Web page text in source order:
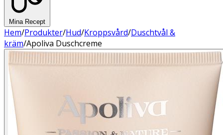
Mina Recept
Hem/Produkter/Hud/Kroppsvård/Duschtvål &
kräm/Apoliva Duschcreme